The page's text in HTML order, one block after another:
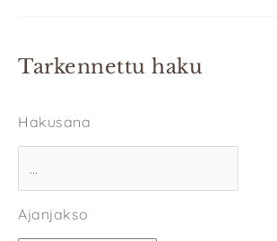
Tarkennettu haku
Hakusana
Ajanjakso